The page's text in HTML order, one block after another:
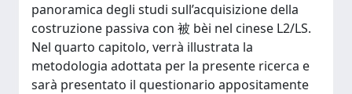
panoramica degli studi sull’acquisizione della
costruzione passiva con 被 bèi nel cinese L2/LS.
Nel quarto capitolo, verrà illustrata la
metodologia adottata per la presente ricerca e
sarà presentato il questionario appositamente